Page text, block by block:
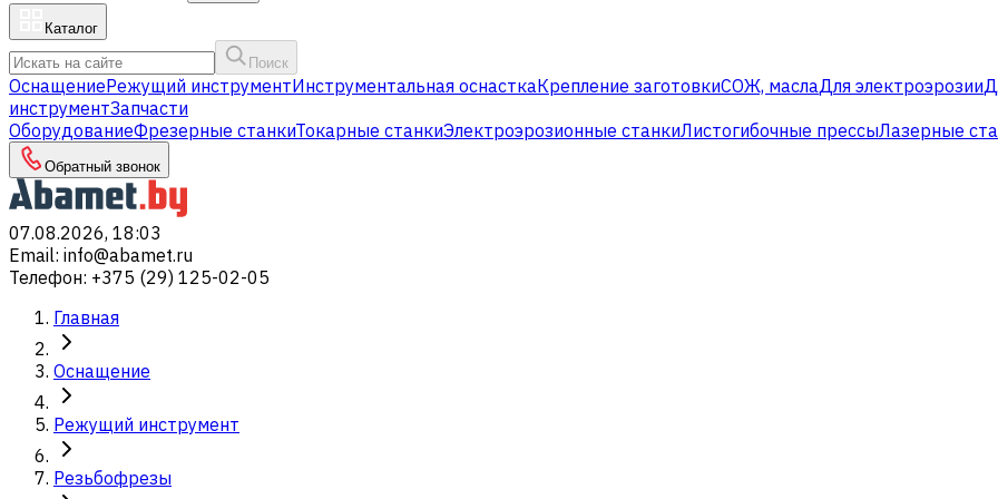
Каталог
Поиск
ОснащениеРежущий инструментИнструментальная оснасткаКрепление заготовкиСОЖ, маслаДля электроэрозии
инструментЗапчасти
ОборудованиеФрезерные станкиТокарные станкиЭлектроэрозионные станкиЛистогибочные прессыЛазерные
Обратный звонок
07.08.2026, 18:03
Email: info@abamet.ru
Телефон: +375 (29) 125-02-05
Главная
Оснащение
Режущий инструмент
Резьбофрезы